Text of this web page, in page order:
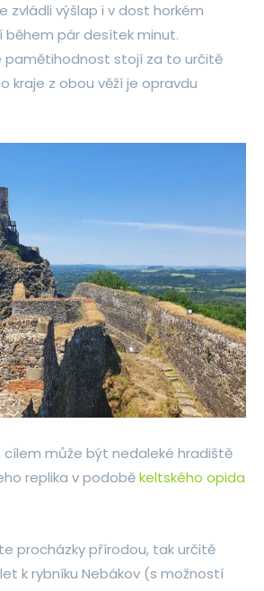
zvládli výšlap i v dost horkém
během pár desítek minut.
pamětihodnost stojí za to určitě
kraje z obou věží je opravdu
cílem může být nedaleké hradiště
replika v podoběkeltského opida
procházky přírodou, tak určitě
k rybníku Nebákov (s možností